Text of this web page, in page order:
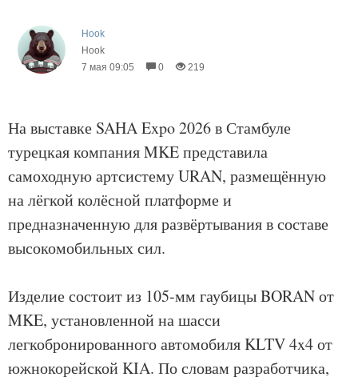
Hook
Hook
7 мая 09:05
0 219
На выставке SAHA Expo 2026 в Стамбуле
турецкая компания MKE представила
самоходную артсистему URAN, размещённую
на лёгкой колёсной платформе и
предназначенную для развёртывания в составе
высокомобильных сил.
Изделие состоит из 105-мм гаубицы BORAN от
MKE, установленной на шасси
легкобронированного автомобиля KLTV 4x4 от
южнокорейской KIA. По словам разработчика,